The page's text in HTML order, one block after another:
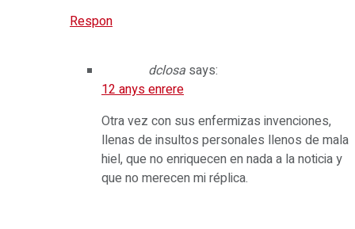
Respon
dclosa says:
12 anys enrere
Otra vez con sus enfermizas invenciones,
llenas de insultos personales llenos de mala
hiel, que no enriquecen en nada a la noticia y
que no merecen mi réplica.